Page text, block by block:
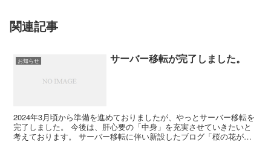
関連記事
お知らせ サーバー移転が完了しました。
2024年3月頃から準備を進めておりましたが、やっとサーバー移転を
完了しました。 今後は、肝心要の「中身」を充実させていきたいと
考えております。 サーバー移転に伴い新設したブログ「桜の花が咲